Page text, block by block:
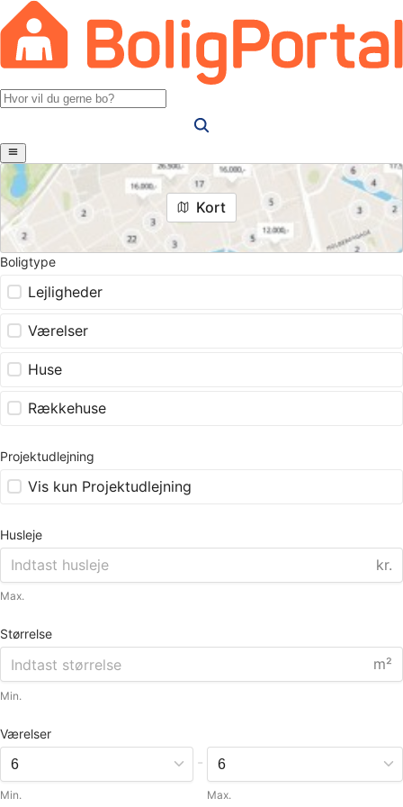
Kort
Boligtype
Lejligheder
Værelser
Huse
Rækkehuse
Projektudlejning
Vis kun Projektudlejning
Husleje
kr.
Max.
Størrelse
m²
Min.
Værelser
Min.
-
Max.